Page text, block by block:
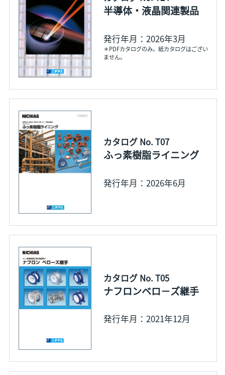
半導体・液晶関連製品
発行年月：2026年3月
＊PDFカタログのみ。紙カタログはござい
ません。
カタログ No. T07
ふっ素樹脂ライニング
発行年月：2026年6月
カタログ No. T05
ナフロンベロ－ズ継手
発行年月：2021年12月